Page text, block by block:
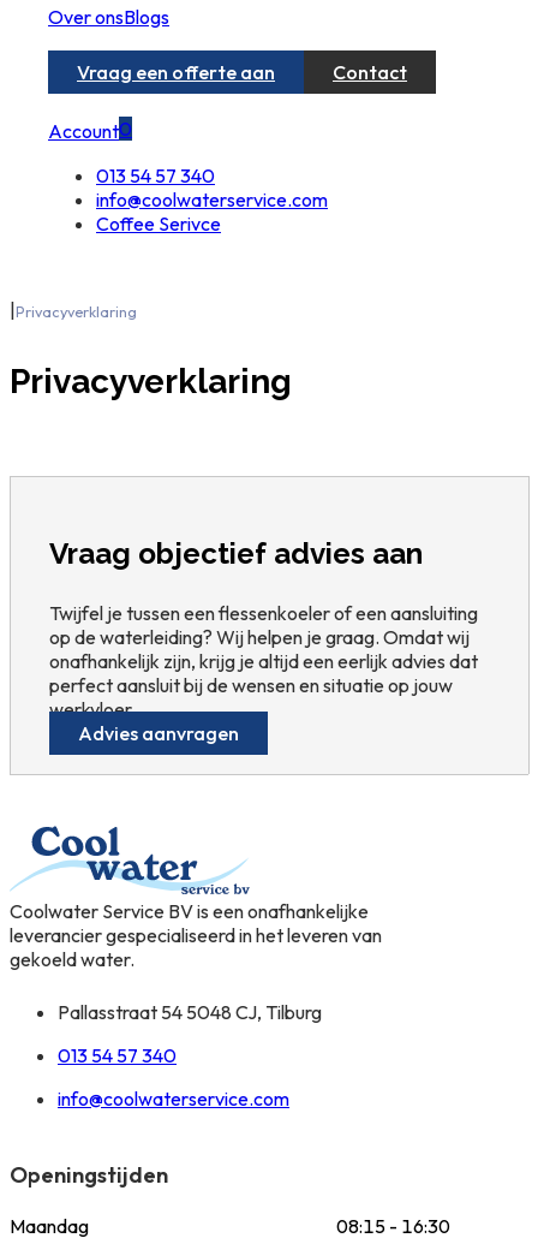
Over onsBlogs
Vraag een offerte aan Contact
Account0
013 54 57 340
info@coolwaterservice.com
Coffee Serivce
|Privacyverklaring
Privacyverklaring
Vraag objectief advies aan
Twijfel je tussen een flessenkoeler of een aansluiting
op de waterleiding? Wij helpen je graag. Omdat wij
onafhankelijk zijn, krijg je altijd een eerlijk advies dat
perfect aansluit bij de wensen en situatie op jouw
werkvloer.
Advies aanvragen
Coolwater Service BV is een onafhankelijke
leverancier gespecialiseerd in het leveren van
gekoeld water.
Pallasstraat 54 5048 CJ, Tilburg
013 54 57 340
info@coolwaterservice.com
Openingstijden
Maandag
08:15 - 16:30